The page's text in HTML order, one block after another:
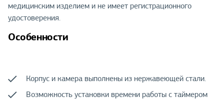
медицинским изделием и не имеет регистрационного
удостоверения.
Особенности
Корпус и камера выполнены из нержавеющей стали.
Возможность установки времени работы с таймером